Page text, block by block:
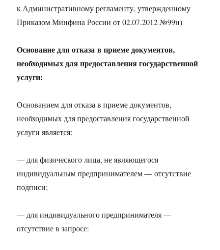
к Административному регламенту, утвержденному
Приказом Минфина России от 02.07.2012 №99н)
Основание для отказав приеме документов,
необходимых для предоставления государственной
услуги:
Основанием для отказа в приеме документов,
необходимых для предоставления государственной
услуги является:
— для физического лица, не являющегося
индивидуальным предпринимателем — отсутствие
подписи;
— для индивидуального предпринимателя —
отсутствие в запросе: